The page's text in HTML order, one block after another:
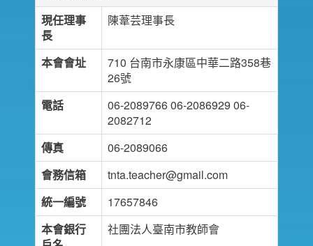
現任理事
長
陳葦芸理事長
本會會址
710 台南市永康區中華二路358巷
26號
電話
06-2089766 06-2086929 06-
2082712
傳真
06-2089066
會務信箱
tnta.teacher@gmail.com
統一編號
17657846
本會銀行
社團法人臺南市教師會